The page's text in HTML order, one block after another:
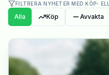
FILTRERA NYHETER MED KÖP-
Alla Köp Avvakta